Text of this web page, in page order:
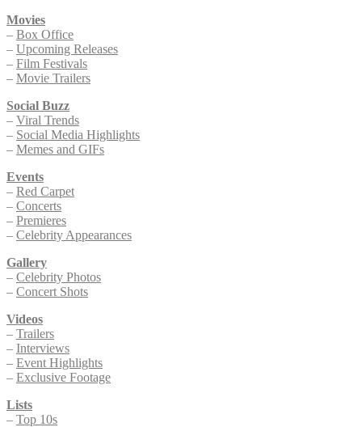
Movies
– Box Office
– Upcoming Releases
– Film Festivals
– Movie Trailers
Social Buzz
– Viral Trends
– Social Media Highlights
– Memes and GIFs
Events
– Red Carpet
– Concerts
– Premieres
– Celebrity Appearances
Gallery
– Celebrity Photos
– Concert Shots
Videos
– Trailers
– Interviews
– Event Highlights
– Exclusive Footage
Lists
– Top 10s